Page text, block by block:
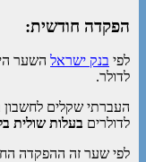
הפקדה חודשית:
לפי בנק ישראל השער
לדולר.
העברתי שקלים
לדולרים בעלות שולית
לפי שער זה ההפקדה